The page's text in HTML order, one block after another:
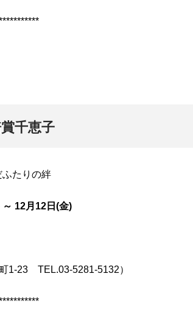
千恵子
たりの絆
12月12日(金)
1-23 TEL.03-5281-5132）